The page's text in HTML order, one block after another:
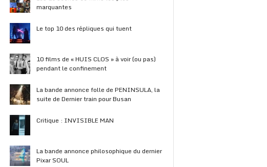
marquantes
Le top 10 des répliques qui tuent
10 films de « HUIS CLOS » à voir (ou pas)
pendant le confinement
La bande annonce folle de PENINSULA, la
suite de Dernier train pour Busan
Critique : INVISIBLE MAN
La bande annonce philosophique du dernier
Pixar SOUL